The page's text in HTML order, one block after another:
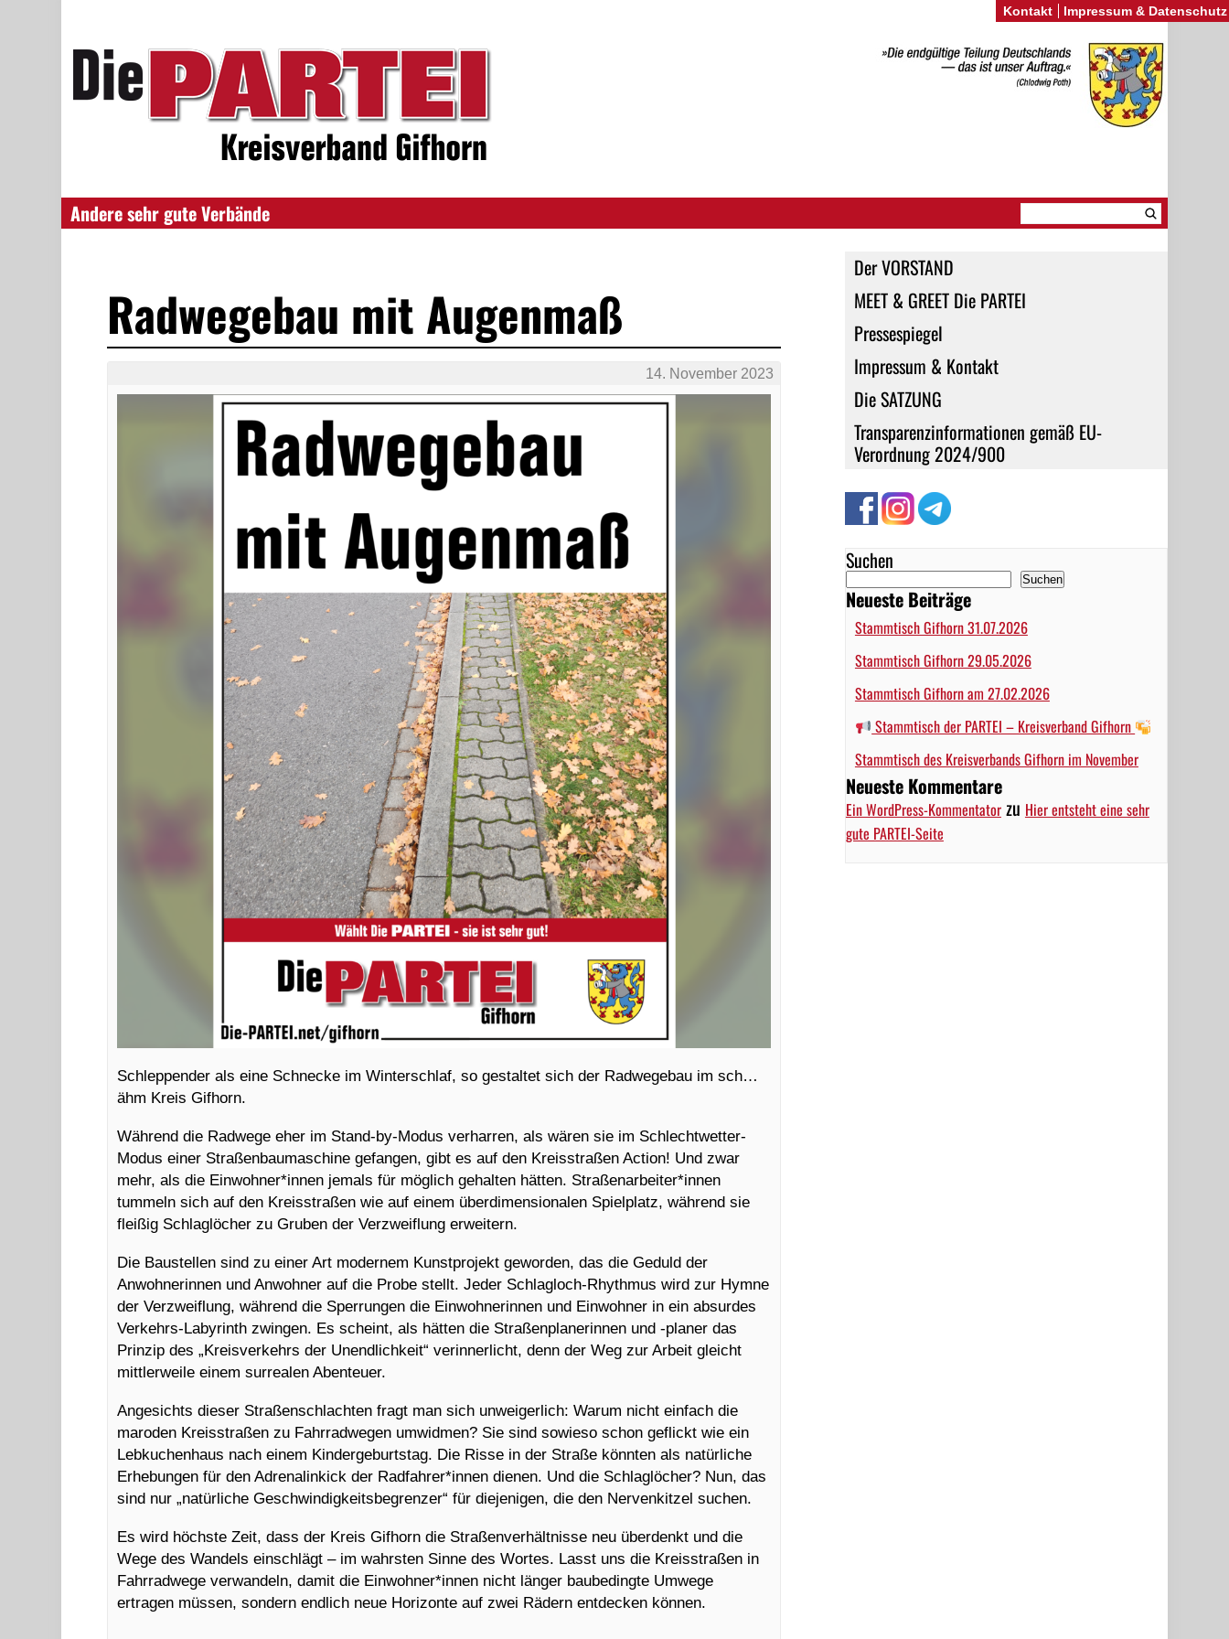
Andere sehr gute Verbände
Der VORSTAND
MEET & GREET Die PARTEI
Pressespiegel
Impressum & Kontakt
Die SATZUNG
Transparenzinformationen gemäß EU-
Verordnung 2024/900
Suchen
Suchen
Neueste Beiträge
Stammtisch Gifhorn 31.07.2026
Stammtisch Gifhorn 29.05.2026
Stammtisch Gifhorn am 27.02.2026
Stammtisch der PARTEI – Kreisverband Gifhorn
Stammtisch des Kreisverbands Gifhorn im November
Neueste Kommentare
Ein WordPress-Kommentatorzu Hier entsteht eine sehr
gute PARTEI-Seite
Radwegebau mit Augenmaß
14. November 2023
Schleppender als eine Schnecke im Winterschlaf, so gestaltet sich der Radwegebau im sch…
ähm Kreis Gifhorn.
Während die Radwege eher im Stand-by-Modus verharren, als wären sie im Schlechtwetter-
Modus einer Straßenbaumaschine gefangen, gibt es auf den Kreisstraßen Action! Und zwar
mehr, als die Einwohner*innen jemals für möglich gehalten hätten. Straßenarbeiter*innen
tummeln sich auf den Kreisstraßen wie auf einem überdimensionalen Spielplatz, während sie
fleißig Schlaglöcher zu Gruben der Verzweiflung erweitern.
Die Baustellen sind zu einer Art modernem Kunstprojekt geworden, das die Geduld der
Anwohnerinnen und Anwohner auf die Probe stellt. Jeder Schlagloch-Rhythmus wird zur Hymne
der Verzweiflung, während die Sperrungen die Einwohnerinnen und Einwohner in ein absurdes
Verkehrs-Labyrinth zwingen. Es scheint, als hätten die Straßenplanerinnen und -planer das
Prinzip des „Kreisverkehrs der Unendlichkeit“ verinnerlicht, denn der Weg zur Arbeit gleicht
mittlerweile einem surrealen Abenteuer.
Angesichts dieser Straßenschlachten fragt man sich unweigerlich: Warum nicht einfach die
maroden Kreisstraßen zu Fahrradwegen umwidmen? Sie sind sowieso schon geflickt wie ein
Lebkuchenhaus nach einem Kindergeburtstag. Die Risse in der Straße könnten als natürliche
Erhebungen für den Adrenalinkick der Radfahrer*innen dienen. Und die Schlaglöcher? Nun, das
sind nur „natürliche Geschwindigkeitsbegrenzer“ für diejenigen, die den Nervenkitzel suchen.
Es wird höchste Zeit, dass der Kreis Gifhorn die Straßenverhältnisse neu überdenkt und die
Wege des Wandels einschlägt – im wahrsten Sinne des Wortes. Lasst uns die Kreisstraßen in
Fahrradwege verwandeln, damit die Einwohner*innen nicht länger baubedingte Umwege
ertragen müssen, sondern endlich neue Horizonte auf zwei Rädern entdecken können.
Kontakt Impressum & Datenschutz